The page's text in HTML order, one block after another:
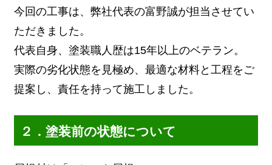
今回の工事は、弊社代表の富野誠が担当させてい
ただきました。
代表自身、塗装職人歴は15年以上のベテラン。
実際の劣化状態を見極め、最適な材料と工程をご
提案し、責任を持って施工しました。
２．塗装前の状態について